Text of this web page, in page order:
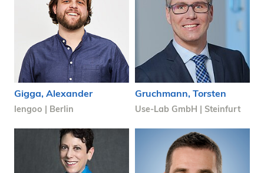
Gigga, Alexander
lengoo | Berlin
Gruchmann, Torsten
Use-Lab GmbH | Steinfurt